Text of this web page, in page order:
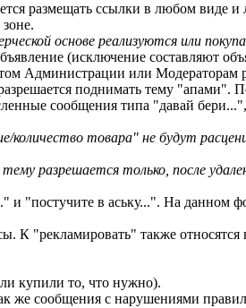
размещать ссылки в любом виде и
основе реализуются или
(исключение составляют
Администрации или Модераторам
поднимать тему "апами".
сообщения типа "давай
количество товара" не будут
разрешается только, после
и "постучите в аську...". На данном
К "рекламировать" также относятся
купили то, что нужно).
же сообщения с нарушениями правил